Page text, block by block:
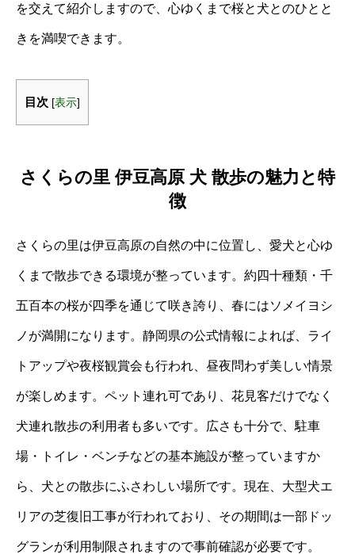
を交えて紹介しますので、心ゆくまで桜と犬とのひとと
きを満喫できます。
目次 [表示]
さくらの里 伊豆高原 犬 散歩の魅力と特
徴
さくらの里は伊豆高原の自然の中に位置し、愛犬と心ゆ
くまで散歩できる環境が整っています。約四十種類・千
五百本の桜が四季を通じて咲き誇り、春にはソメイヨシ
ノが満開になります。静岡県の公式情報によれば、ライ
トアップや夜桜観賞会も行われ、昼夜問わず美しい情景
が楽しめます。ペット連れ可であり、花見客だけでなく
犬連れ散歩の利用者も多いです。広さも十分で、駐車
場・トイレ・ベンチなどの基本施設が整っていますか
ら、犬との散歩にふさわしい場所です。現在、大型犬エ
リアの芝復旧工事が行われており、その期間は一部ドッ
グランが利用制限されますので事前確認が必要です。